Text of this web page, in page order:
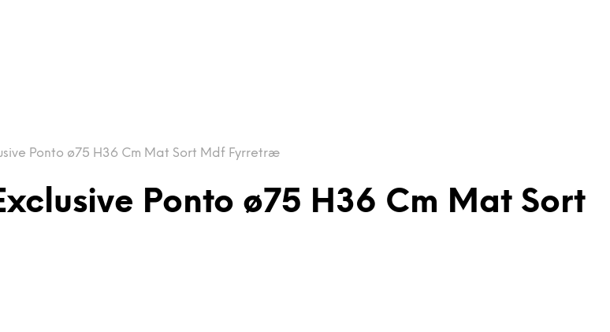
Ponto ø75 H36 Cm Mat Sort Mdf Fyrretræ
Ponto ø75 H36 Cm Mat Sort